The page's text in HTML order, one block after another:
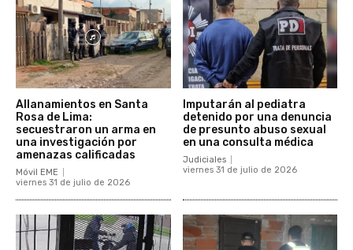
Allanamientos en Santa
Rosa de Lima:
secuestraron un arma en
una investigación por
amenazas calificadas
Móvil EME
viernes 31 de julio de 2026
Imputarán al pediatra
detenido por una denuncia
de presunto abuso sexual
en una consulta médica
Judiciales
viernes 31 de julio de 2026